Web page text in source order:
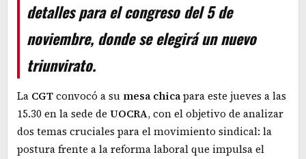
detalles para el congreso del 5 de
noviembre, donde se elegirá un nuevo
triunvirato.
La CGTconvocó a su mesa chicapara este jueves a las
15.30 en la sede de UOCRA, con el objetivo de analizar
dos temas cruciales para el movimiento sindical: la
postura frente a la reforma laboral que impulsa el